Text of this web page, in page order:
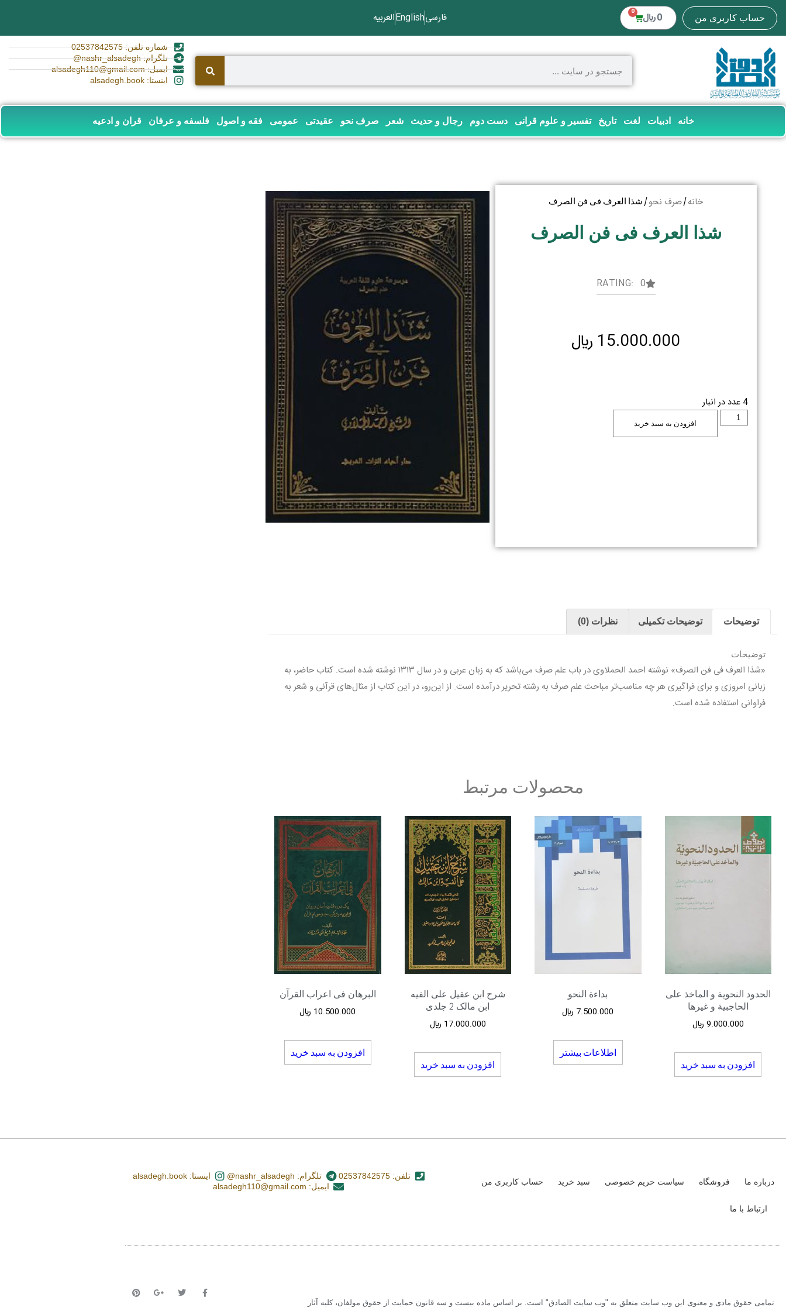
حساب کاربری من 0 ﷼ 0 فارسیEnglishالعربیه
شماره تلفن: 02537842575
تلگرام: nashr_alsadegh@
ایمیل: alsadegh110@gmail.com
اینستا: alsadegh.book
خانه ادبیات لغت تاریخ تفسیر و علوم قرانی دست دوم رجال و حدیث شعر صرف نحو عقیدتی عمومی فقه و اصول فلسفه و عرفان قران و ادعیه
خانه/صرف نحو/ شذا العرف فی فن الصرف
شذا العرف فی فن الصرف
RATING: 0
15.000.000 ﷼
4 عدد در انبار
افزودن به سبد خرید
توضیحات توضیحات تکمیلی نظرات (0)
توضیحات
«شذا العرف فی فن الصرف» نوشته احمد الحملاوی در باب علم صرف می‌باشد که به زبان عربی و در سال ۱۳۱۳ نوشته شده است. کتاب حاضر، به
زبانی امروزی و برای فراگیری هر چه مناسب‌تر مباحث علم صرف به رشته تحریر درآمده است. از این‌رو، در این کتاب از مثال‌های قرآنی و شعر به
فراوانی استفاده شده است.
محصولات مرتبط
الحدود النحویة و الماخذ علی
الحاجبیة و غیرها
9.000.000 ﷼
افزودن به سبد خرید
بداءة النحو
7.500.000 ﷼
اطلاعات بیشتر
شرح ابن عقیل علی الفیه
ابن مالک 2 جلدی
17.000.000 ﷼
افزودن به سبد خرید
البرهان فی اعراب القرآن
10.500.000 ﷼
افزودن به سبد خرید
درباره ما فروشگاه سیاست حریم خصوصی سبد خرید حساب کاربری من
ارتباط با ما
تلفن: 02537842575 تلگرام: nashr_alsadegh@
اینستا: alsadegh.book
ایمیل: alsadegh110@gmail.com
تمامی حقوق مادی و معنوی این وب سایت متعلق به "وب سایت الصادق" است. بر اساس ماده بیست و سه قانون حمایت از حقوق مولفان، کلیه آثار